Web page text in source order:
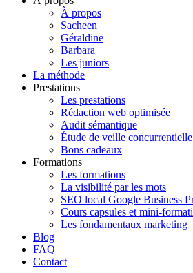
À propos
Sacheen
Géraldine
Barbara
Les juniors
La méthode
Prestations
Les prestations
Rédaction web optimisée
Audit sémantique
Étude de veille concurrentielle
Bons cadeaux
Formations
Les formations
La visibilité par les mots
SEO local Google Business
Cours capsules et mini-
Les fondamentaux marketing
Blog
FAQ
Contact